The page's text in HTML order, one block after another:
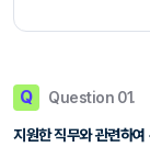
Q Question 01.
지원한 직무와 관련하